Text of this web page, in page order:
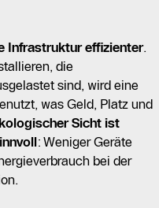
Infrastruktur effizienter.
die
sind, wird eine
was Geld, Platz und
Sicht ist
: Weniger Geräte
bei der